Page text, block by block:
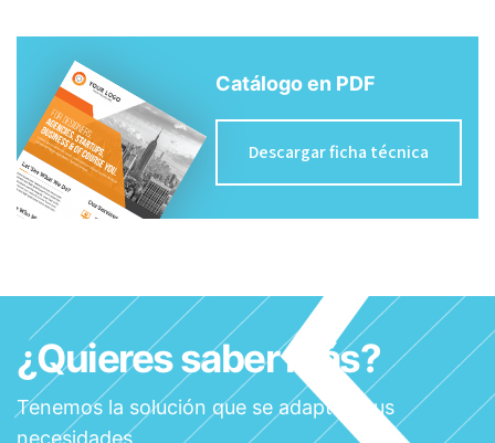
Catálogo en PDF
Descargar ficha técnica
¿Quieres saber más?
Tenemos la solución que se adapta a tus
necesidades